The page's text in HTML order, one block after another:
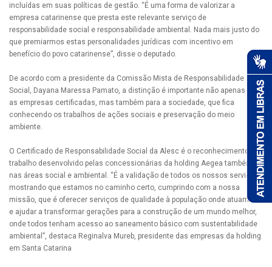
incluídas em suas políticas de gestão. “É uma forma de valorizar a
empresa catarinense que presta este relevante serviço de
responsabilidade social e responsabilidade ambiental. Nada mais justo do
que premiarmos estas personalidades jurídicas com incentivo em
benefício do povo catarinense”, disse o deputado.
De acordo com a presidente da Comissão Mista de Responsabilidade
Social, Dayana Maressa Pamato, a distinção é importante não apenas para
as empresas certificadas, mas também para a sociedade, que fica
conhecendo os trabalhos de ações sociais e preservação do meio
ambiente.
O Certificado de Responsabilidade Social da Alesc é o reconhecimento do
trabalho desenvolvido pelas concessionárias da holding Aegea também
nas áreas social e ambiental. “É a validação de todos os nossos serviços,
mostrando que estamos no caminho certo, cumprindo com a nossa
missão, que é oferecer serviços de qualidade à população onde atuamos
e ajudar a transformar gerações para a construção de um mundo melhor,
onde todos tenham acesso ao saneamento básico com sustentabilidade
ambiental”, destaca Reginalva Mureb, presidente das empresas da holding
em Santa Catarina